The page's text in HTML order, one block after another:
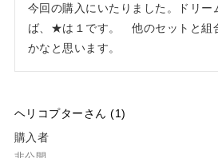
今回の購入にいたりました。ドリー
ば、★は１です。　他のセットと組
かなと思います。
ヘリコプター
1
購入者